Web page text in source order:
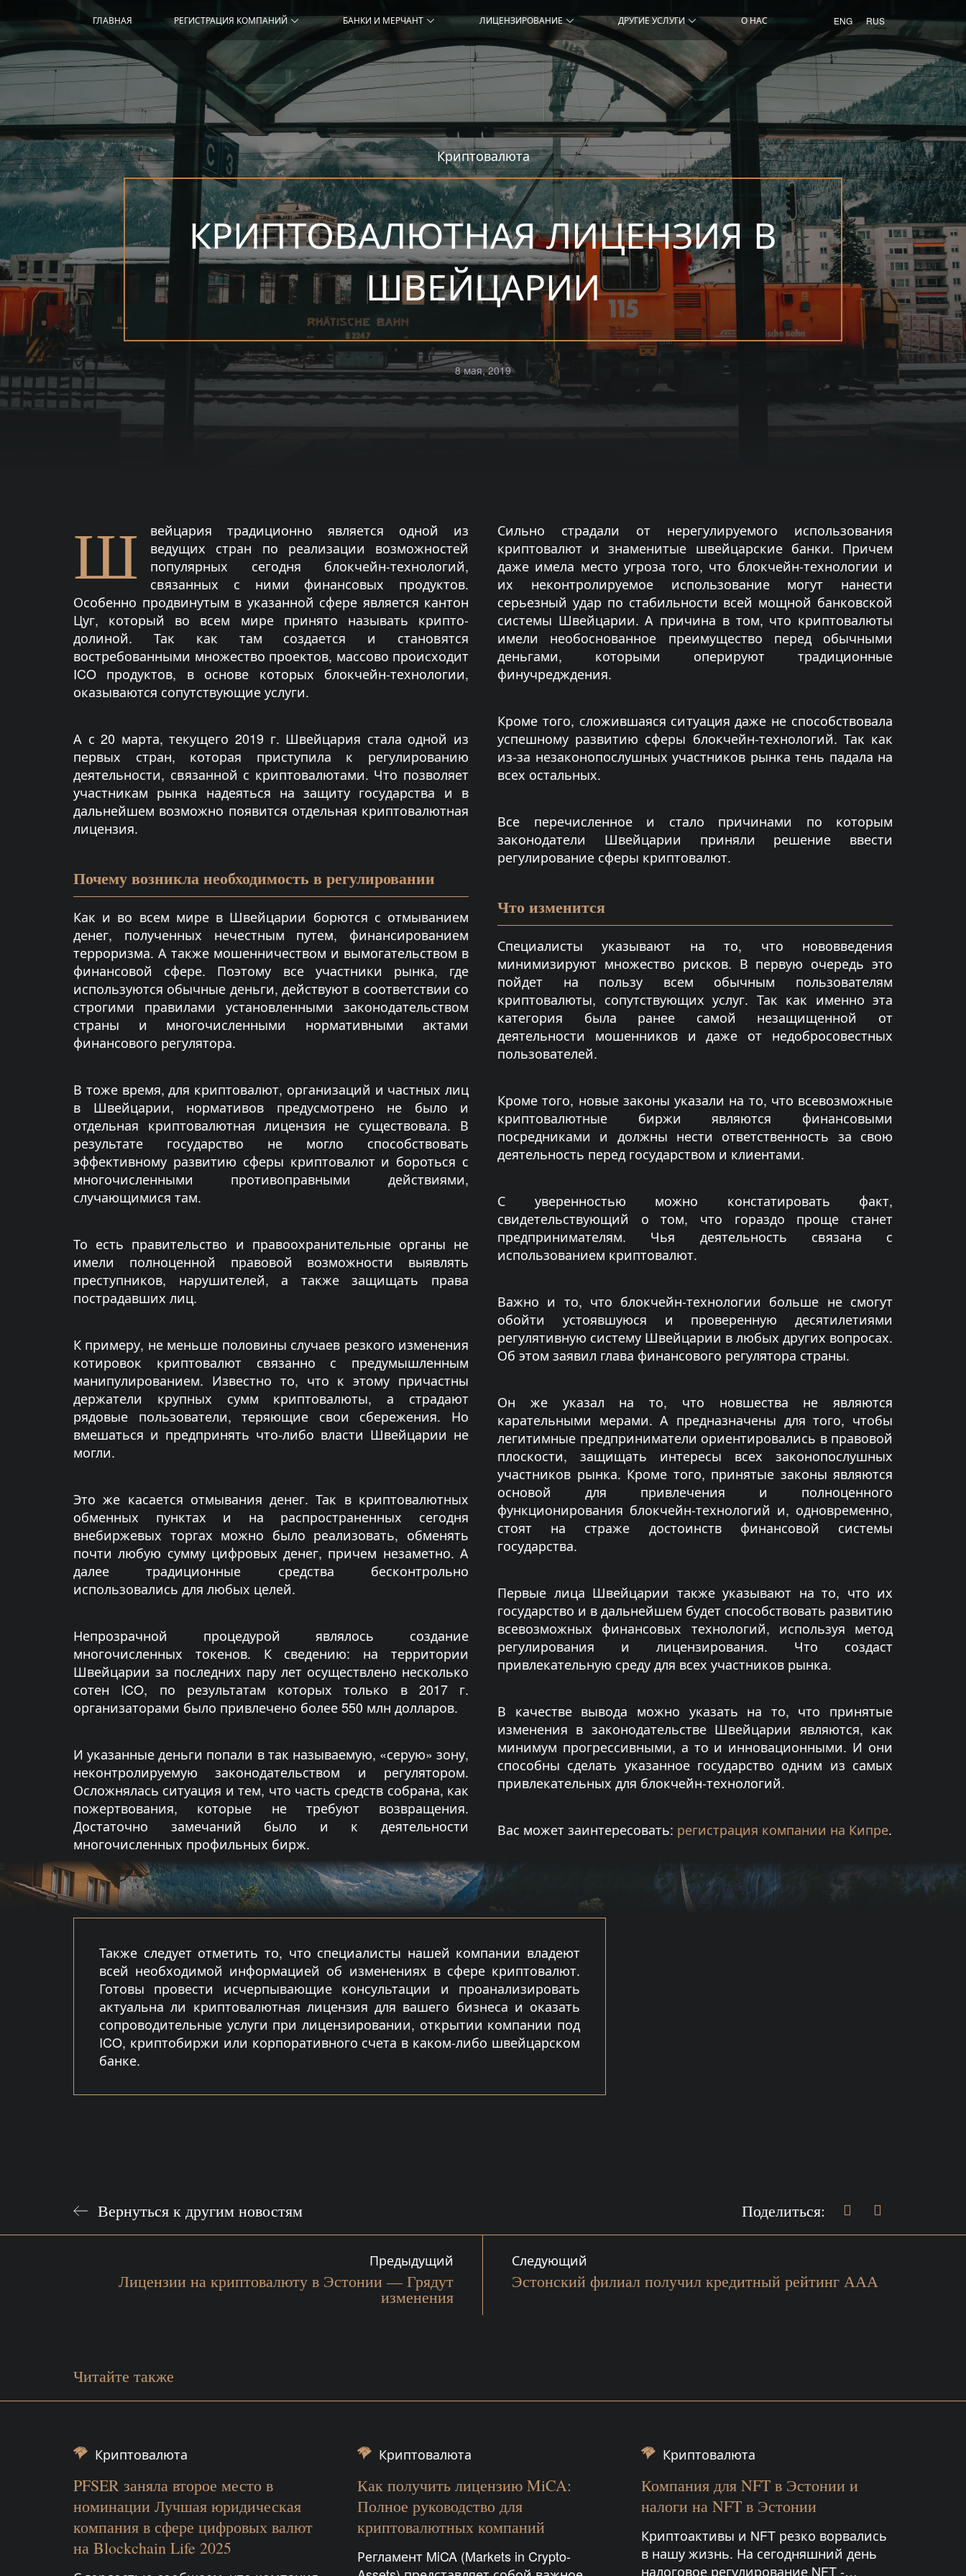
ГЛАВНАЯ РЕГИСТРАЦИЯ КОМПАНИЙ БАНКИ И МЕРЧАНТ ЛИЦЕНЗИРОВАНИЕ ДРУГИЕ УСЛУГИ О НАС ENG RUS
Криптовалюта
КРИПТОВАЛЮТНАЯ ЛИЦЕНЗИЯ В
ШВЕЙЦАРИИ
8 мая, 2019
Ш
вейцария традиционно является одной из
ведущих стран по реализации возможностей
популярных сегодня блокчейн-технологий,
связанных с ними финансовых продуктов.
Особенно продвинутым в указанной сфере является кантон
Цуг, который во всем мире принято называть крипто-
долиной. Так как там создается и становятся
востребованными множество проектов, массово происходит
ICO продуктов, в основе которых блокчейн-технологии,
оказываются сопутствующие услуги.
А с 20 марта, текущего 2019 г. Швейцария стала одной из
первых стран, которая приступила к регулированию
деятельности, связанной с криптовалютами. Что позволяет
участникам рынка надеяться на защиту государства и в
дальнейшем возможно появится отдельная криптовалютная
лицензия.
Почему возникла необходимость в регулировании
Как и во всем мире в Швейцарии борются с отмыванием
денег, полученных нечестным путем, финансированием
терроризма. А также мошенничеством и вымогательством в
финансовой сфере. Поэтому все участники рынка, где
используются обычные деньги, действуют в соответствии со
строгими правилами установленными законодательством
страны и многочисленными нормативными актами
финансового регулятора.
В тоже время, для криптовалют, организаций и частных лиц
в Швейцарии, нормативов предусмотрено не было и
отдельная криптовалютная лицензия не существовала. В
результате государство не могло способствовать
эффективному развитию сферы криптовалют и бороться с
многочисленными противоправными действиями,
случающимися там.
То есть правительство и правоохранительные органы не
имели полноценной правовой возможности выявлять
преступников, нарушителей, а также защищать права
пострадавших лиц.
К примеру, не меньше половины случаев резкого изменения
котировок криптовалют связанно с предумышленным
манипулированием. Известно то, что к этому причастны
держатели крупных сумм криптовалюты, а страдают
рядовые пользователи, теряющие свои сбережения. Но
вмешаться и предпринять что-либо власти Швейцарии не
могли.
Это же касается отмывания денег. Так в криптовалютных
обменных пунктах и на распространенных сегодня
внебиржевых торгах можно было реализовать, обменять
почти любую сумму цифровых денег, причем незаметно. А
далее традиционные средства бесконтрольно
использовались для любых целей.
Непрозрачной процедурой являлось создание
многочисленных токенов. К сведению: на территории
Швейцарии за последних пару лет осуществлено несколько
сотен ICO, по результатам которых только в 2017 г.
организаторами было привлечено более 550 млн долларов.
И указанные деньги попали в так называемую, «серую» зону,
неконтролируемую законодательством и регулятором.
Осложнялась ситуация и тем, что часть средств собрана, как
пожертвования, которые не требуют возвращения.
Достаточно замечаний было и к деятельности
многочисленных профильных бирж.
Сильно страдали от нерегулируемого использования
криптовалют и знаменитые швейцарские банки. Причем
даже имела место угроза того, что блокчейн-технологии и
их неконтролируемое использование могут нанести
серьезный удар по стабильности всей мощной банковской
системы Швейцарии. А причина в том, что криптовалюты
имели необоснованное преимущество перед обычными
деньгами, которыми оперируют традиционные
финучредждения.
Кроме того, сложившаяся ситуация даже не способствовала
успешному развитию сферы блокчейн-технологий. Так как
из-за незаконопослушных участников рынка тень падала на
всех остальных.
Все перечисленное и стало причинами по которым
законодатели Швейцарии приняли решение ввести
регулирование сферы криптовалют.
Что изменится
Специалисты указывают на то, что нововведения
минимизируют множество рисков. В первую очередь это
пойдет на пользу всем обычным пользователям
криптовалюты, сопутствующих услуг. Так как именно эта
категория была ранее самой незащищенной от
деятельности мошенников и даже от недобросовестных
пользователей.
Кроме того, новые законы указали на то, что всевозможные
криптовалютные биржи являются финансовыми
посредниками и должны нести ответственность за свою
деятельность перед государством и клиентами.
С уверенностью можно констатировать факт,
свидетельствующий о том, что гораздо проще станет
предпринимателям. Чья деятельность связана с
использованием криптовалют.
Важно и то, что блокчейн-технологии больше не смогут
обойти устоявшуюся и проверенную десятилетиями
регулятивную систему Швейцарии в любых других вопросах.
Об этом заявил глава финансового регулятора страны.
Он же указал на то, что новшества не являются
карательными мерами. А предназначены для того, чтобы
легитимные предприниматели ориентировались в правовой
плоскости, защищать интересы всех законопослушных
участников рынка. Кроме того, принятые законы являются
основой для привлечения и полноценного
функционирования блокчейн-технологий и, одновременно,
стоят на страже достоинств финансовой системы
государства.
Первые лица Швейцарии также указывают на то, что их
государство и в дальнейшем будет способствовать развитию
всевозможных финансовых технологий, используя метод
регулирования и лицензирования. Что создаст
привлекательную среду для всех участников рынка.
В качестве вывода можно указать на то, что принятые
изменения в законодательстве Швейцарии являются, как
минимум прогрессивными, а то и инновационными. И они
способны сделать указанное государство одним из самых
привлекательных для блокчейн-технологий.
Вас может заинтересовать: регистрация компании на Кипре.
Также следует отметить то, что специалисты нашей компании владеют
всей необходимой информацией об изменениях в сфере криптовалют.
Готовы провести исчерпывающие консультации и проанализировать
актуальна ли криптовалютная лицензия для вашего бизнеса и оказать
сопроводительные услуги при лицензировании, открытии компании под
ICO, криптобиржи или корпоративного счета в каком-либо швейцарском
банке.
Вернуться к другим новостям Поделиться:
Предыдущий
Лицензии на криптовалюту в Эстонии — Грядут
изменения
Следующий
Эстонский филиал получил кредитный рейтинг ААА
Читайте также
Криптовалюта
PFSER заняла второе место в
номинации Лучшая юридическая
компания в сфере цифровых валют
на Blockchain Life 2025
Криптовалюта
Как получить лицензию MiCA:
Полное руководство для
криптовалютных компаний
Регламент MiCA (Markets in Crypto-
Криптовалюта
Компания для NFT в Эстонии и
налоги на NFT в Эстонии
Криптоактивы и NFT резко ворвались
в нашу жизнь. На сегодняшний день
налоговое регулирование NFT -…